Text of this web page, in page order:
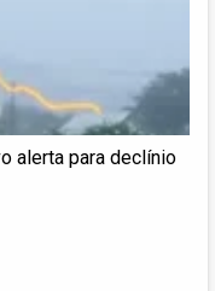
alerta para declínio